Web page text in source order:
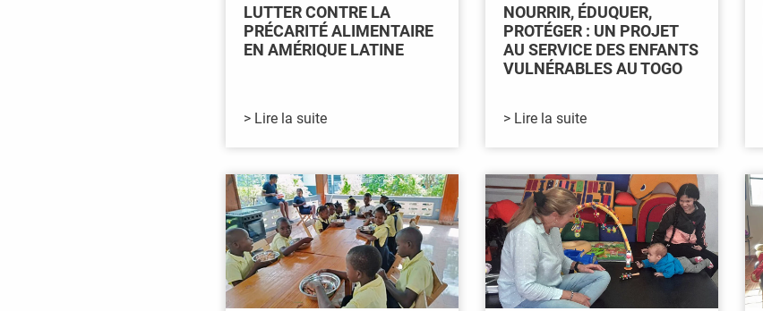
LUTTER CONTRE LA
PRÉCARITÉ ALIMENTAIRE
EN AMÉRIQUE LATINE
> Lire la suite
NOURRIR, ÉDUQUER,
PROTÉGER : UN PROJET
AU SERVICE DES ENFANTS
VULNÉRABLES AU TOGO
> Lire la suite